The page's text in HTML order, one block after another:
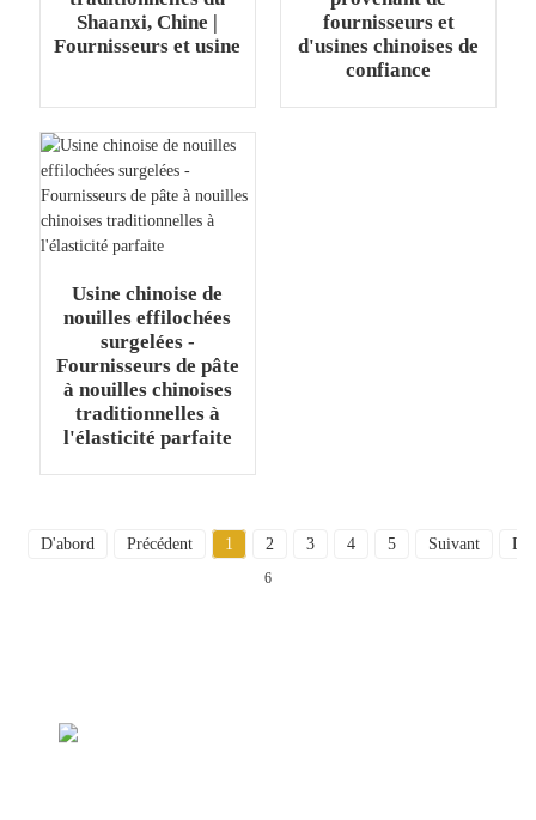
Shaanxi, Chine |
Fournisseurs et usine
fournisseurs et
d'usines chinoises de
confiance
Usine chinoise de
nouilles effilochées
surgelées -
Fournisseurs de pâte
à nouilles chinoises
traditionnelles à
l'élasticité parfaite
D'abord Précédent 1 2 3 4 5 Suivant
6